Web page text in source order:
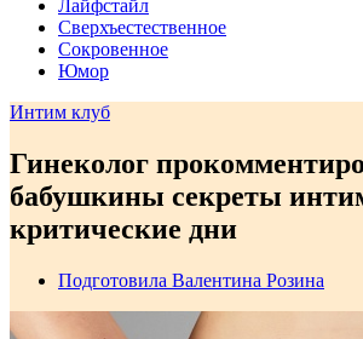
Лайфстайл
Сверхъестественное
Сокровенное
Юмор
Интим клуб
Гинеколог
бабушкины секреты
критические дни
Подготовила Валентина Розина